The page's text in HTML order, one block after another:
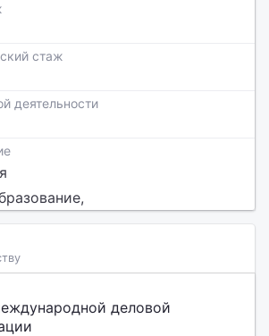
стаж
деятельности
деловой